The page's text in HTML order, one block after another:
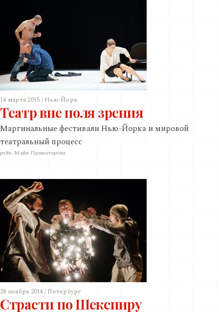
14 марта 2015 / Нью-Йорк
Театр вне поля зрения
Маргинальные фестивали Нью-Йорка и мировой
театральный процесс
ps86. Майя Праматарова
28 ноября 2014 / Петербург
Страсти по Шекспиру